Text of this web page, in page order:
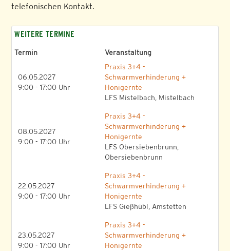
telefonischen Kontakt.
WEITERE TERMINE
Termin Veranstaltung
06.05.2027
9:00 - 17:00 Uhr
Praxis 3+4 -
Schwarmverhinderung +
Honigernte
LFS Mistelbach, Mistelbach
08.05.2027
9:00 - 17:00 Uhr
Praxis 3+4 -
Schwarmverhinderung +
Honigernte
LFS Obersiebenbrunn,
Obersiebenbrunn
22.05.2027
9:00 - 17:00 Uhr
Praxis 3+4 -
Schwarmverhinderung +
Honigernte
LFS Gießhübl, Amstetten
23.05.2027
9:00 - 17:00 Uhr
Praxis 3+4 -
Schwarmverhinderung +
Honigernte